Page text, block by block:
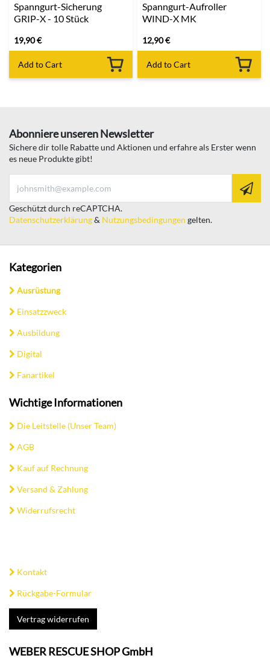
Spanngurt-Sicherung
GRIP-X - 10 Stück
19,90€
Add to Cart
Spanngurt-Aufroller
WIND-X MK
12,90€
Add to Cart
Abonniere unseren Newsletter
Sichere dir tolle Rabatte und Aktionen und erfahre als Erster wenn
es neue Produkte gibt!
Geschützt durch reCAPTCHA.
Datenschutzerklärung& Nutzungsbedingungen gelten.
Kategorien
Ausrüstung
Einsatzzweck
Ausbildung
Digital
Fanartikel
Wichtige Informationen
Die Leitstelle (Unser Team)
AGB
Kauf auf Rechnung
Versand & Zahlung
Widerrufsrecht
Kontakt
Rückgabe-Formular
Vertrag widerrufen
WEBER RESCUE SHOP GmbH